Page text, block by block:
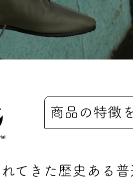
商品の特徴
てきた歴史ある